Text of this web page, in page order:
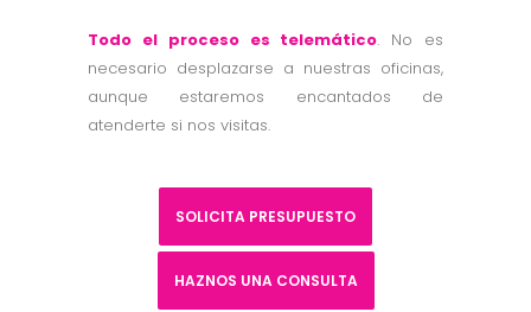
Todo el proceso es telemático. No es
necesario desplazarse a nuestras oficinas,
aunque estaremos encantados de
atenderte si nos visitas.
SOLICITA PRESUPUESTO
HAZNOS UNA CONSULTA